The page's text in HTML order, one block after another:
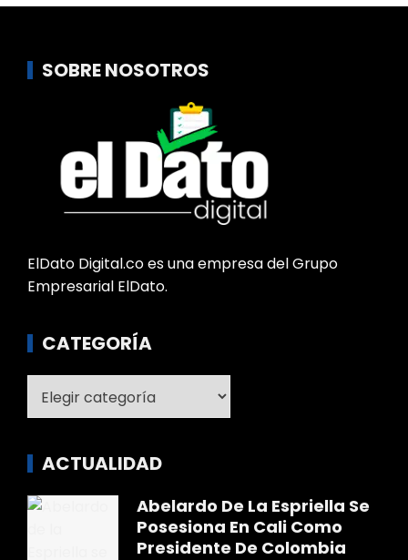
SOBRE NOSOTROS
ElDato Digital.co es una empresa del Grupo
Empresarial ElDato.
CATEGORÍA
ACTUALIDAD
Abelardo De La Espriella Se
Posesiona En Cali Como
Presidente De Colombia